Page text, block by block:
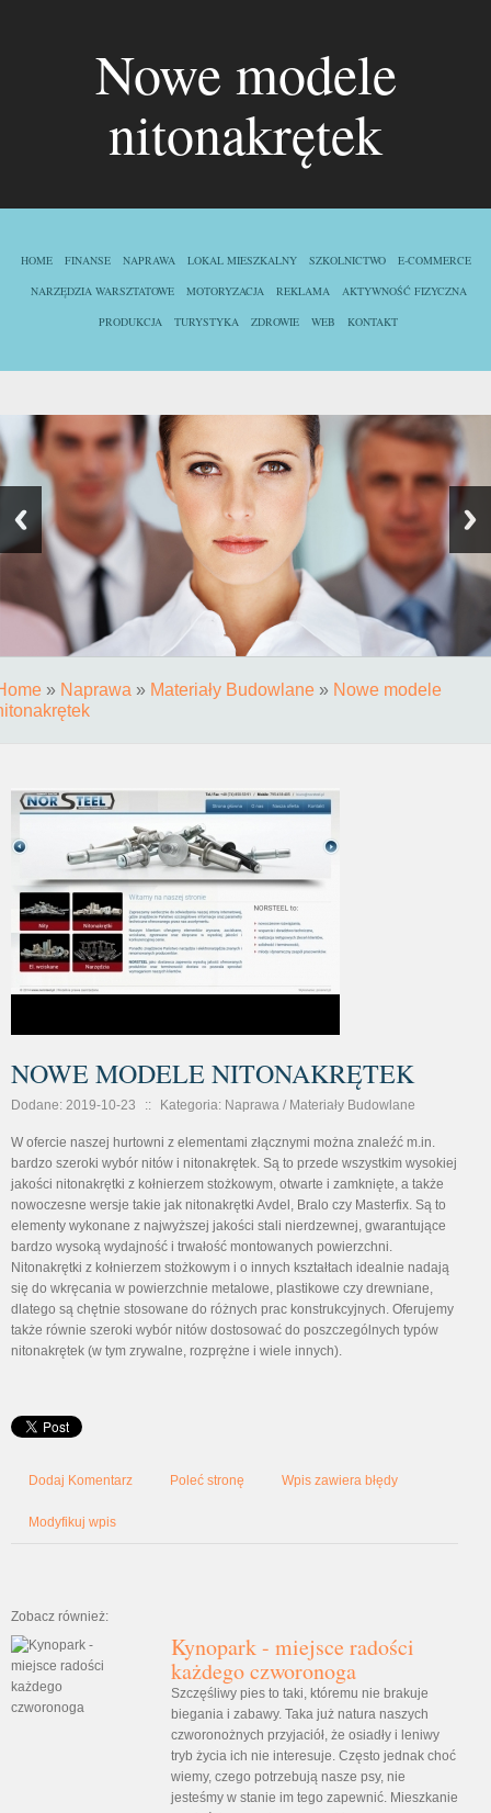
Nowe modele
nitonakrętek
HOME FINANSE NAPRAWA LOKAL MIESZKALNY SZKOLNICTWO
E-COMMERCE
NARZĘDZIA WARSZTATOWE
MOTORYZACJA REKLAMA
AKTYWNOŚĆ FIZYCZNA
PRODUKCJA
TURYSTYKA ZDROWIE WEB KONTAKT
» Naprawa » Materiały Budowlane » Nowe modele
NOWE MODELE NITONAKRĘTEK
Dodane: 2019-10-23 :: Kategoria: Naprawa / Materiały Budowlane
W ofercie naszej hurtowni z elementami złącznymi można znaleźć m.in.
bardzo szeroki wybór nitów i nitonakrętek. Są to przede wszystkim wysokiej
jakości nitonakrętki z kołnierzem stożkowym, otwarte i zamknięte, a także
nowoczesne wersje takie jak nitonakrętki Avdel, Bralo czy Masterfix. Są to
elementy wykonane z najwyższej jakości stali nierdzewnej, gwarantujące
bardzo wysoką wydajność i trwałość montowanych powierzchni.
Nitonakrętki z kołnierzem stożkowym i o innych kształtach idealnie nadają
się do wkręcania w powierzchnie metalowe, plastikowe czy drewniane,
dlatego są chętnie stosowane do różnych prac konstrukcyjnych. Oferujemy
także równie szeroki wybór nitów dostosować do poszczególnych typów
nitonakrętek (w tym zrywalne, rozprężne i wiele innych).
Dodaj Komentarz Poleć stronę Wpis zawiera błędy
Modyfikuj wpis
Zobacz również:
Kynopark - miejsce radości
każdego czworonoga
Szczęśliwy pies to taki, któremu nie brakuje
biegania i zabawy. Taka już natura naszych
czworonożnych przyjaciół, że osiadły i leniwy
tryb życia ich nie interesuje. Często jednak choć
wiemy, czego potrzebują nasze psy, nie
jesteśmy w stanie im tego zapewnić. Mieszkanie